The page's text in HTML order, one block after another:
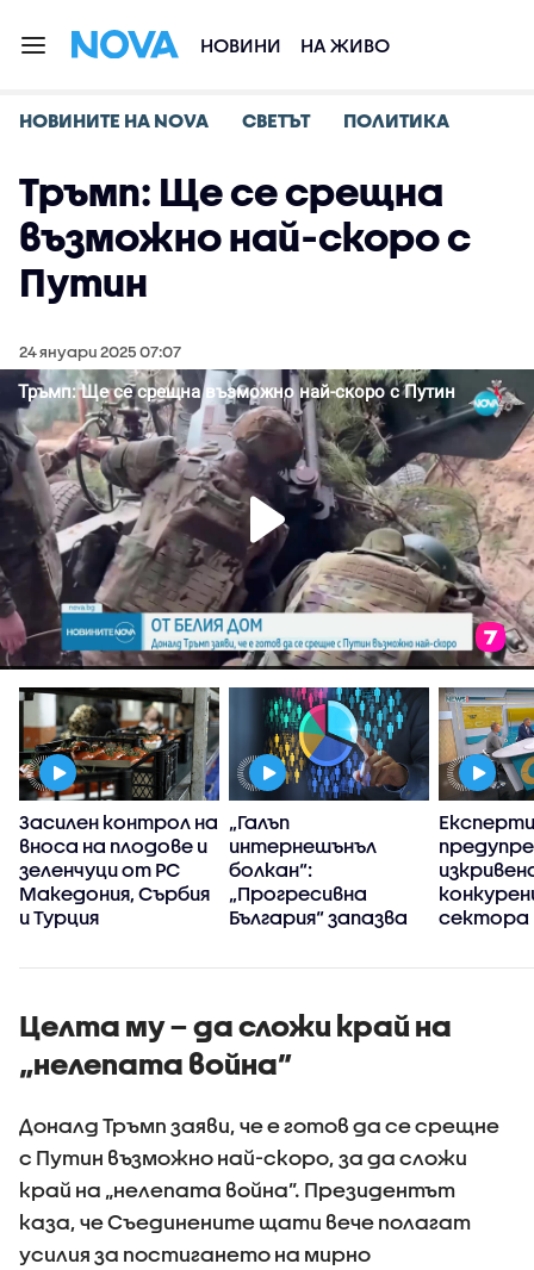
НОВИНИ НА ЖИВО
НОВИНИТЕ НА NOVA СВЕТЪТ ПОЛИТИКА
Тръмп: Ще се срещна
възможно най-скоро с
Путин
24 януари 2025 07:07
Засилен контрол на
вноса на плодове и
зеленчуци от РС
Македония, Сърбия
и Турция
„Галъп
интернешънъл
болкан“:
„Прогресивна
България“ запазва
доверие през
управление
Експерти
сектора
Целта му – да сложи край на
„нелепата война”
Доналд Тръмп заяви, че е готов да се срещне
с Путин възможно най-скоро, за да сложи
край на „нелепата война”. Президентът
каза, че Съединените щати вече полагат
усилия за постигането на мирно